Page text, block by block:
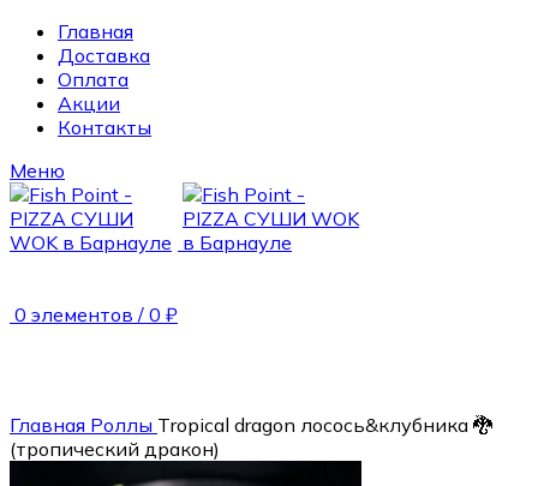
Главная
Доставка
Оплата
Акции
Контакты
Меню
0 элементов / 0 ₽
Главная Роллы Тropical dragon лосось&клубника 🐉
(тропический дракон)